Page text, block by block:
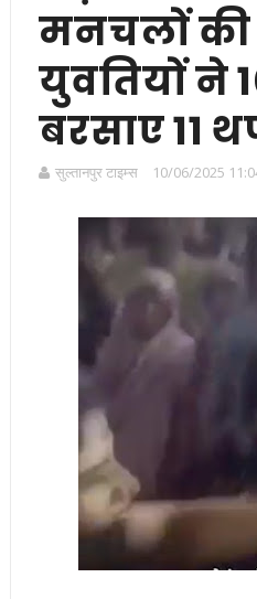
मनचलों की
युवतियों ने
बरसाए 11
सुल्तानपुर टाइम्स 10/06/2025